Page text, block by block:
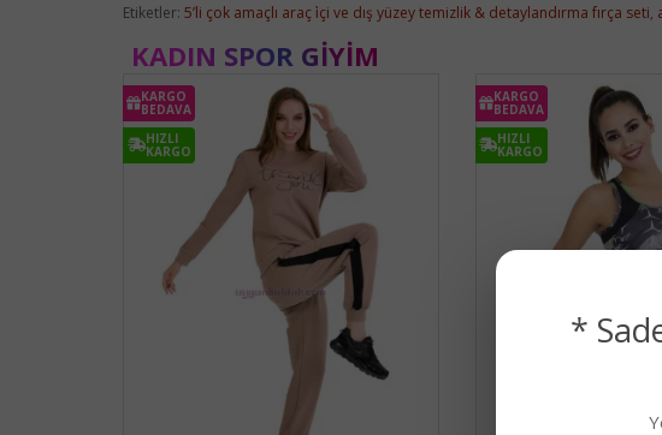
Etiketler: 5’li çok amaçlı araç i̇çi ve dış yüzey temizlik & detaylandırma fırça seti,
KADIN SPOR GIYIM
KARGO
BEDAVA
HIZLI
KARGO
KARGO
BEDAVA
HIZLI
KARGO
*